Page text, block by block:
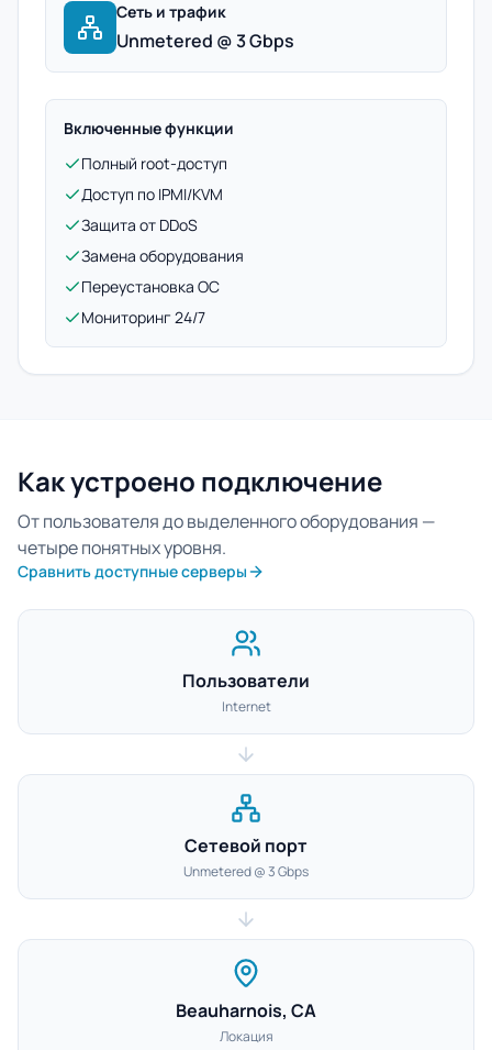
Сеть и трафик
Unmetered @ 3 Gbps
Включенные функции
Полный root-доступ
Доступ по IPMI/KVM
Защита от DDoS
Замена оборудования
Переустановка ОС
Мониторинг 24/7
Как устроено подключение
От пользователя до выделенного оборудования —
четыре понятных уровня.
Сравнить доступные серверы
Пользователи
Internet
Сетевой порт
Unmetered @ 3 Gbps
Beauharnois, CA
Локация